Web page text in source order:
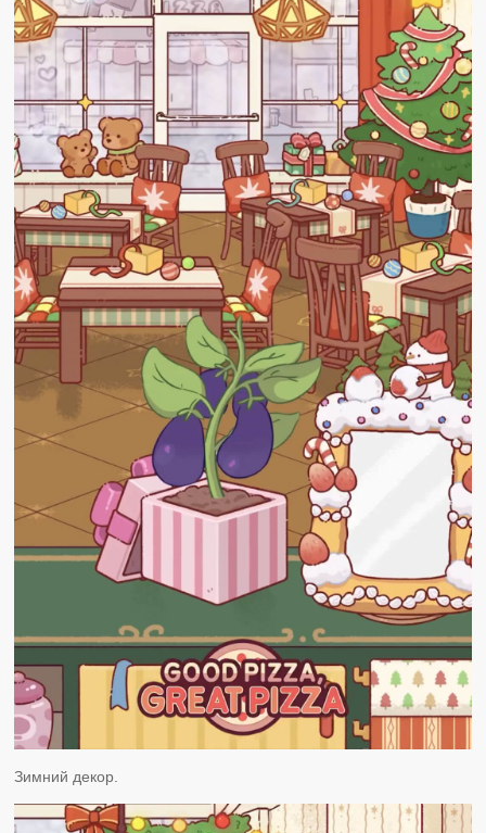
Зимний декор.